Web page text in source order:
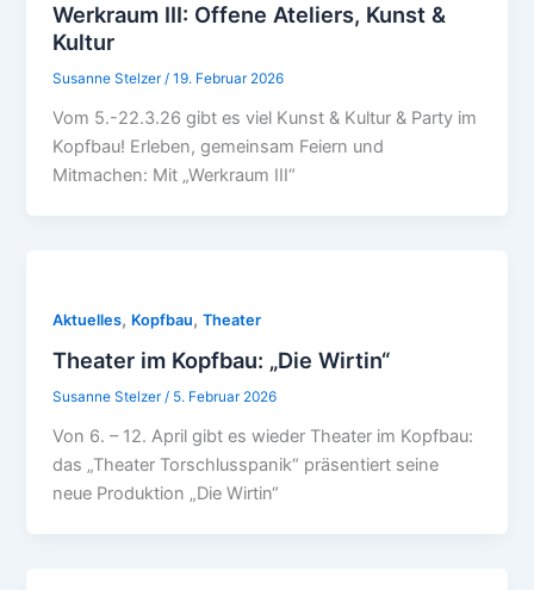
Werkraum III: Offene Ateliers, Kunst &
Kultur
Susanne Stelzer/19. Februar 2026
Vom 5.-22.3.26 gibt es viel Kunst & Kultur & Party im
Kopfbau! Erleben, gemeinsam Feiern und
Mitmachen: Mit „Werkraum III“
Aktuelles, Kopfbau,Theater
Theater im Kopfbau: „Die Wirtin“
Susanne Stelzer/ 5. Februar 2026
Von 6. – 12. April gibt es wieder Theater im Kopfbau:
das „Theater Torschlusspanik“ präsentiert seine
neue Produktion „Die Wirtin“